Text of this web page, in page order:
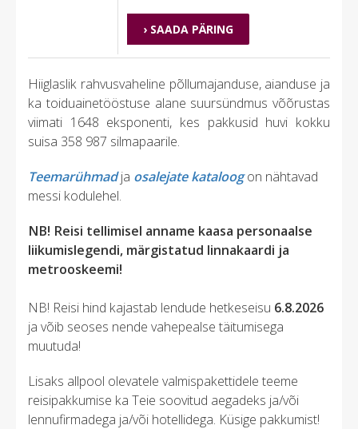
› SAADA PÄRING
Hiiglaslik rahvusvaheline põllumajanduse, aianduse ja
ka toiduainetööstuse alane suursündmus võõrustas
viimati 1648 eksponenti, kes pakkusid huvi kokku
suisa 358 987 silmapaarile.
Teemarühmad ja osalejate kataloogon nähtavad
messi kodulehel.
NB! Reisi tellimisel anname kaasa personaalse
liikumislegendi, märgistatud linnakaardi ja
metrooskeemi!
NB! Reisi hind kajastab lendude hetkeseisu 6.8.2026
ja võib seoses nende vahepealse täitumisega
muutuda!
Lisaks allpool olevatele valmispakettidele teeme
reisipakkumise ka Teie soovitud aegadeks ja/või
lennufirmadega ja/või hotellidega. Küsige pakkumist!